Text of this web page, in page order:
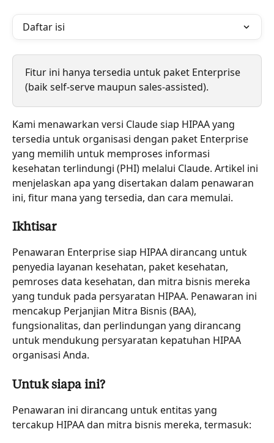
Daftar isi
Fitur ini hanya tersedia untuk paket Enterprise
(baik self-serve maupun sales-assisted).
Kami menawarkan versi Claude siap HIPAA yang
tersedia untuk organisasi dengan paket Enterprise
yang memilih untuk memproses informasi
kesehatan terlindungi (PHI) melalui Claude. Artikel ini
menjelaskan apa yang disertakan dalam penawaran
ini, fitur mana yang tersedia, dan cara memulai.
Ikhtisar
Penawaran Enterprise siap HIPAA dirancang untuk
penyedia layanan kesehatan, paket kesehatan,
pemroses data kesehatan, dan mitra bisnis mereka
yang tunduk pada persyaratan HIPAA. Penawaran ini
mencakup Perjanjian Mitra Bisnis (BAA),
fungsionalitas, dan perlindungan yang dirancang
untuk mendukung persyaratan kepatuhan HIPAA
organisasi Anda.
Untuk siapa ini?
Penawaran ini dirancang untuk entitas yang
tercakup HIPAA dan mitra bisnis mereka, termasuk: